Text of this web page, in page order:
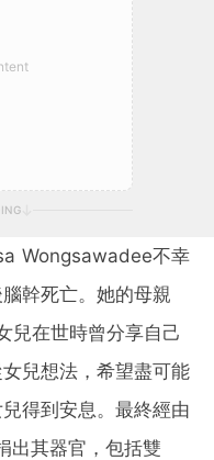
Wongsawadee不幸
幹死亡。她的母親
兒在世時曾分享自己
女兒想法，希望盡可能
得到安息。最終經由
出其器官，包括雙